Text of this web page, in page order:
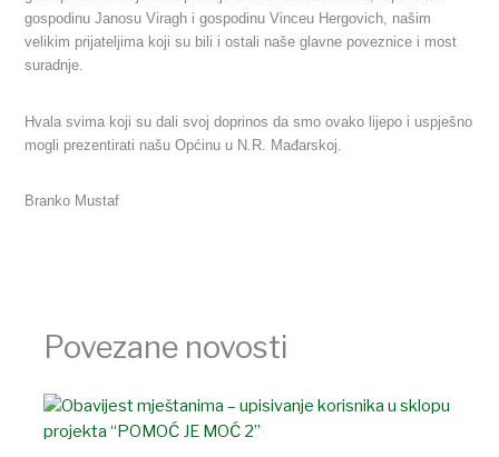
gospodinu Janosu Viragh i gospodinu Vinceu Hergovich, našim
velikim prijateljima koji su bili i ostali naše glavne poveznice i most
suradnje.
Hvala svima koji su dali svoj doprinos da smo ovako lijepo i uspješno
mogli prezentirati našu Općinu u N.R. Mađarskoj.
Branko Mustaf
Povezane novosti